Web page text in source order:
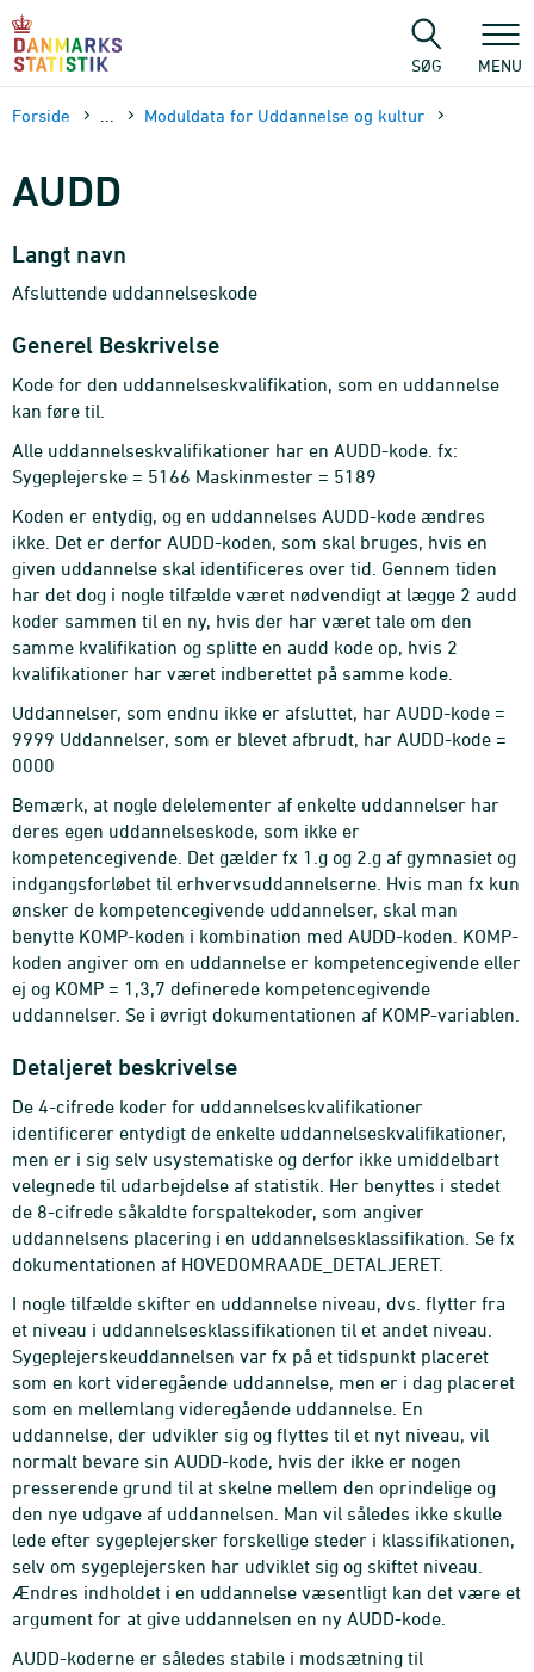
sidens
SØG MENU
Forside Moduldata for Uddannelse og kultur
AUDD
Langt navn
Afsluttende uddannelseskode
Generel Beskrivelse
Kode for den uddannelseskvalifikation, som en uddannelse
kan føre til.
Alle uddannelseskvalifikationer har en AUDD-kode. fx:
Sygeplejerske = 5166 Maskinmester = 5189
Koden er entydig, og en uddannelses AUDD-kode ændres
ikke. Det er derfor AUDD-koden, som skal bruges, hvis en
given uddannelse skal identificeres over tid. Gennem tiden
har det dog i nogle tilfælde været nødvendigt at lægge 2 audd
koder sammen til en ny, hvis der har været tale om den
samme kvalifikation og splitte en audd kode op, hvis 2
kvalifikationer har været indberettet på samme kode.
Uddannelser, som endnu ikke er afsluttet, har AUDD-kode =
9999 Uddannelser, som er blevet afbrudt, har AUDD-kode =
0000
Bemærk, at nogle delelementer af enkelte uddannelser har
deres egen uddannelseskode, som ikke er
kompetencegivende. Det gælder fx 1.g og 2.g af gymnasiet og
indgangsforløbet til erhvervsuddannelserne. Hvis man fx kun
ønsker de kompetencegivende uddannelser, skal man
benytte KOMP-koden i kombination med AUDD-koden. KOMP-
koden angiver om en uddannelse er kompetencegivende eller
ej og KOMP = 1,3,7 definerede kompetencegivende
uddannelser. Se i øvrigt dokumentationen af KOMP-variablen.
Detaljeret beskrivelse
De 4-cifrede koder for uddannelseskvalifikationer
identificerer entydigt de enkelte uddannelseskvalifikationer,
men er i sig selv usystematiske og derfor ikke umiddelbart
velegnede til udarbejdelse af statistik. Her benyttes i stedet
de 8-cifrede såkaldte forspaltekoder, som angiver
uddannelsens placering i en uddannelsesklassifikation. Se fx
dokumentationen af HOVEDOMRAADE_DETALJERET.
I nogle tilfælde skifter en uddannelse niveau, dvs. flytter fra
et niveau i uddannelsesklassifikationen til et andet niveau.
Sygeplejerskeuddannelsen var fx på et tidspunkt placeret
som en kort videregående uddannelse, men er i dag placeret
som en mellemlang videregående uddannelse. En
uddannelse, der udvikler sig og flyttes til et nyt niveau, vil
normalt bevare sin AUDD-kode, hvis der ikke er nogen
presserende grund til at skelne mellem den oprindelige og
den nye udgave af uddannelsen. Man vil således ikke skulle
lede efter sygeplejersker forskellige steder i klassifikationen,
selv om sygeplejersken har udviklet sig og skiftet niveau.
Ændres indholdet i en uddannelse væsentligt kan det være et
argument for at give uddannelsen en ny AUDD-kode.
AUDD-koderne er således stabile i modsætning til